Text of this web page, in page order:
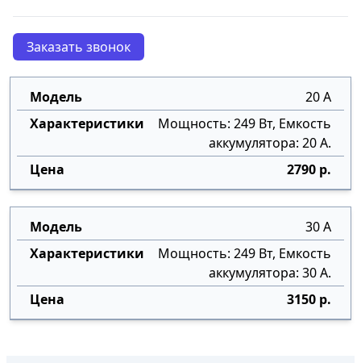
Заказать звонок
20 А
Мощность: 249 Вт, Емкость
аккумулятора: 20 А.
2790 р.
30 А
Мощность: 249 Вт, Емкость
аккумулятора: 30 А.
3150 р.